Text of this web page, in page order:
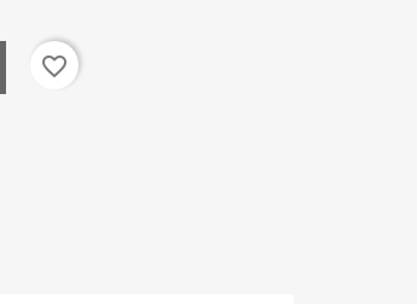
favorite_border